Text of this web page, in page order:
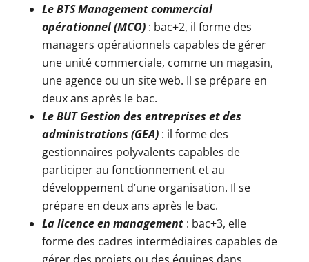
Le BTS Management commercial
opérationnel (MCO): bac+2, il forme des
managers opérationnels capables de gérer
une unité commerciale, comme un magasin,
une agence ou un site web. Il se prépare en
deux ans après le bac.
Le BUT Gestion des entreprises et des
administrations (GEA): il forme des
gestionnaires polyvalents capables de
participer au fonctionnement et au
développement d’une organisation. Il se
prépare en deux ans après le bac.
La licence en management : bac+3, elle
forme des cadres intermédiaires capables de